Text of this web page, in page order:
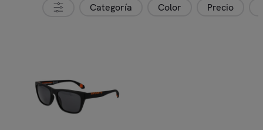
Categoría Color Precio